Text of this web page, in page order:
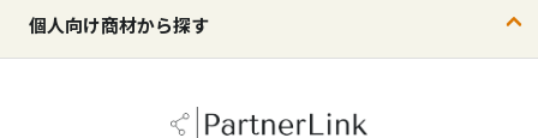
個人向け商材から探す